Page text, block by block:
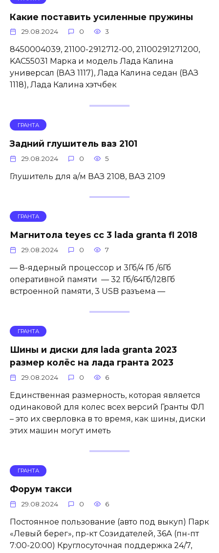
Какие поставить усиленные пружины
29.08.2024 0 3
8450004039, 21100-2912712-00, 21100291271200,
KAC55031 Марка и модель Лада Калина
универсал (ВАЗ 1117), Лада Калина седан (ВАЗ
1118), Лада Калина хэтчбек
ГРАНТА
Задний глушитель ваз 2101
29.08.2024 0 5
Глушитель для а/м ВАЗ 2108, ВАЗ 2109
ГРАНТА
Магнитола teyes cc 3 lada granta fl 2018
29.08.2024 0 7
— 8-ядерный процессор и 3Гб/4 Гб /6Гб
оперативной памяти — 32 Гб/64Гб/128Гб
встроенной памяти, 3 USB разъема —
ГРАНТА
Шины и диски для lada granta 2023
размер колёс на лада гранта 2023
29.08.2024 0 6
Единственная размерность, которая является
одинаковой для колес всех версий Гранты ФЛ
– это их сверловка в то время, как шины, диски
этих машин могут иметь
ГРАНТА
Форум такси
29.08.2024 0 6
Постоянное пользование (авто под выкуп) Парк
«Левый берег», пр-кт Созидателей, 36А (пн-пт
7:00-20:00) Круглосуточная поддержка 24/7,